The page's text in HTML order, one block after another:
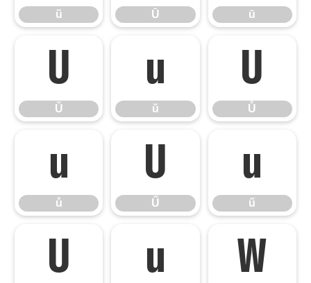
ũ Ū ū
Ŭ
Ŭ
ŭ
ŭ
Ů
Ů
ů
ů
Ű
Ű
ű
ű
Ų ų Ŵ